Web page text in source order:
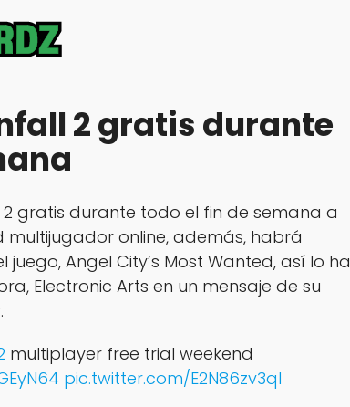
2 gratis durante
gratis durante todo el fin de semana a
online, además, habrá
Angel City’s Most Wanted, así lo ha
Electronic Arts en un mensaje de su
multiplayer free trial weekend
pic.twitter.com/E2N86zv3ql